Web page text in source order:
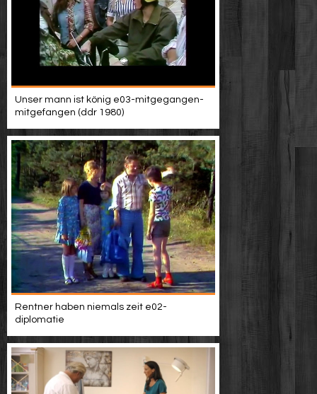
Unser mann ist könig e03-mitgegangen-
mitgefangen (ddr 1980)
Rentner haben niemals zeit e02-
diplomatie